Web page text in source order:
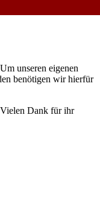
unseren eigenen
benötigen wir hierfür
Vielen Dank für ihr